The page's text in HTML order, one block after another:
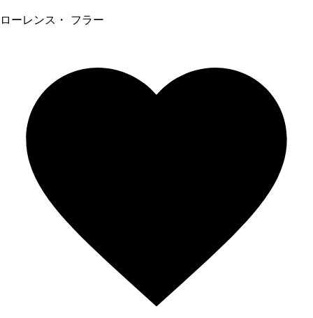
ローレンス・ フラー